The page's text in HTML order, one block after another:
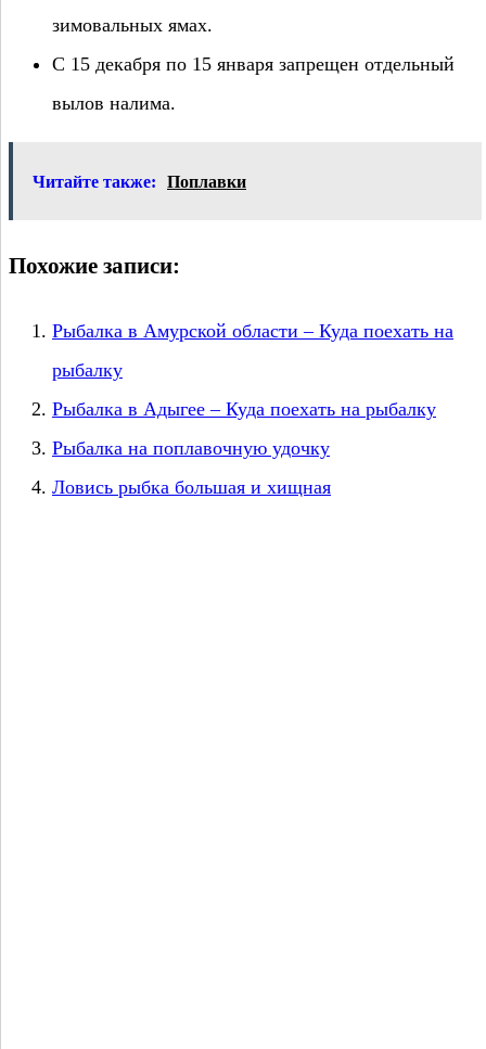
зимовальных ямах.
С 15 декабря по 15 января запрещен отдельный
вылов налима.
Читайте также: Поплавки
Похожие записи:
Рыбалка в Амурской области – Куда поехать на
рыбалку
Рыбалка в Адыгее – Куда поехать на рыбалку
Рыбалка на поплавочную удочку
Ловись рыбка большая и хищная